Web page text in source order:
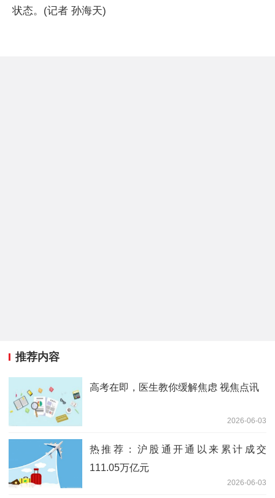
状态。(记者 孙海天)
推荐内容
高考在即，医生教你缓解焦虑 视焦点讯
2026-06-03
热推荐：沪股通开通以来累计成交
111.05万亿元
2026-06-03